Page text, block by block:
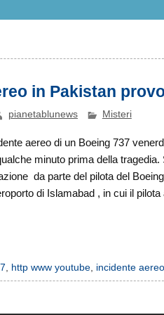
in Pakistan
pianetablunews Misteri
aereo di un Boeing 737
minuto prima della
da parte del pilota del
di Islamabad , in cui il
, http www youtube, incidente aereo